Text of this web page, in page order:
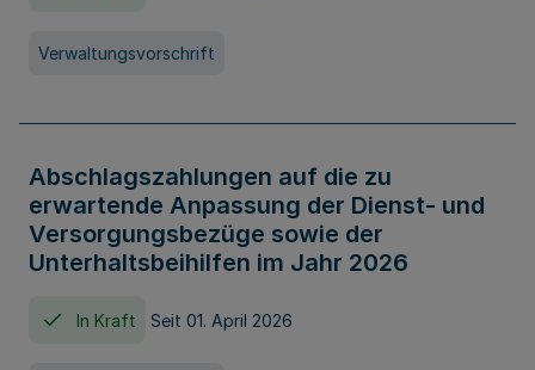
Verwaltungsvorschrift
Abschlagszahlungen auf die zu
erwartende Anpassung der Dienst- und
Versorgungsbezüge sowie der
Unterhaltsbeihilfen im Jahr 2026
In Kraft Seit 01. April 2026